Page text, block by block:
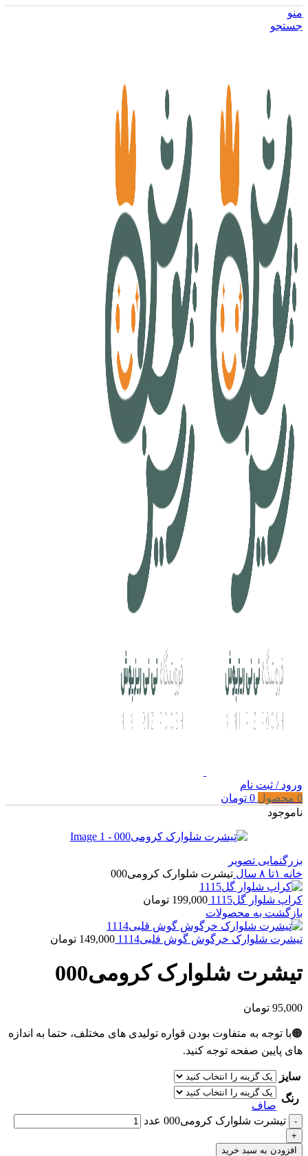
منو
جستجو
ورود / ثبت نام
0 محصول 0 تومان
ناموجود
بزرگنمایی تصویر
خانه ۱تا ۸ سال تیشرت شلوارک کرومی000
کراپ شلوار گل1115 199,000 تومان
بازگشت به محصولات
تیشرت شلوارک خرگوش گوش قلبی1114 149,000 تومان
تیشرت شلوارک کرومی000
95,000 تومان
🟠با توجه به متفاوت بودن قواره تولیدی های مختلف، حتما به اندازه
های پایین صفحه توجه کنید.
سایز
رنگ
صاف
تیشرت شلوارک کرومی000 عدد
افزودن به سبد خرید